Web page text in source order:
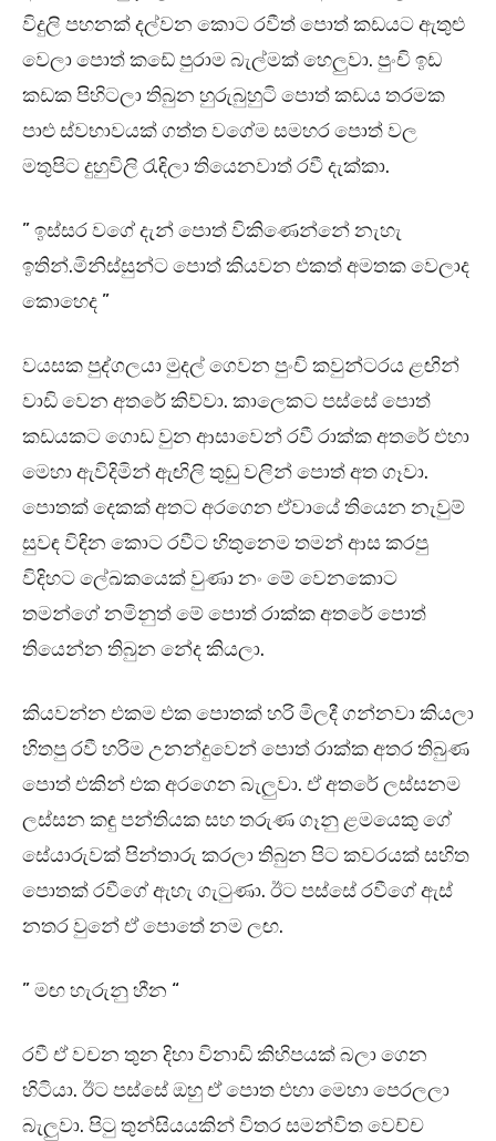
විදුලි පහනක් දල්වන කොට රවීත් පොත් කඩයට ඇතුළු
වෙලා පොත් කඩේ පුරාම බැල්මක් හෙලුවා. පුංචි ඉඩ
කඩක පිහිටලා තිබුන හුරුබුහුටි පොත් කඩය තරමක
පාළු ස්වභාවයක් ගත්ත වගේම සමහර පොත් වල
මතුපිට දුහුවිලි රැඳිලා තියෙනවාත් රවී දැක්කා.
” ඉස්සර වගේ දැන් පොත් විකිණෙන්නේ නැහැ
ඉතින්.මිනිස්සුන්ට පොත් කියවන එකත් අමතක වෙලාද
කොහෙද ”
වයසක පුද්ගලයා මුදල් ගෙවන පුංචි කවුන්ටරය ළඟින්
වාඩි වෙන අතරේ කිව්වා. කාලෙකට පස්සේ පොත්
කඩයකට ගොඩ වුන ආසාවෙන් රවී රාක්ක අතරේ එහා
මෙහා ඇවිදිමින් ඇඟිලි තුඩු වලින් පොත් අත ගෑවා.
පොතක් දෙකක් අතට අරගෙන ඒවායේ තියෙන නැවුම්
සුවඳ විඳින කොට රවීට හිතුනෙම තමන් ආස කරපු
විදිහට ලේඛකයෙක් වුණා නං මේ වෙනකොට
තමන්ගේ නමිනුත් මේ පොත් රාක්ක අතරේ පොත්
තියෙන්න තිබුන නේද කියලා.
කියවන්න එකම එක පොතක් හරි මිලදී ගන්නවා කියලා
හිතපු රවී හරිම උනන්දුවෙන් පොත් රාක්ක අතර තිබුණ
පොත් එකින් එක අරගෙන බැලුවා. ඒ අතරේ ලස්සනම
ලස්සන කඳු පන්තියක සහ තරුණ ගෑනු ළමයෙකු ගේ
සේයාරුවක් පින්තාරු කරලා තිබුන පිට කවරයක් සහිත
පොතක් රවීගේ ඇහැ ගැටුණා. ඊට පස්සේ රවීගේ ඇස්
නතර වුනේ ඒ පොතේ නම ලඟ.
” මඟ හැරුනු හීන “
රවී ඒ වචන තුන දිහා විනාඩි කිහිපයක් බලා ගෙන
හිටියා. ඊට පස්සේ ඔහු ඒ පොත එහා මෙහා පෙරලලා
බැලුවා. පිටු තුන්සියයකින් විතර සමන්විත වෙච්ච